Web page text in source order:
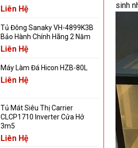
Liên Hệ
Tủ Đông Sanaky VH-4899K3B
Bảo Hành Chính Hãng 2 Năm
Liên Hệ
Máy Làm Đá Hicon HZB-80L
Liên Hệ
Tủ Mát Siêu Thị Carrier
CLCP1710 Inverter Cửa Hở
3m5
Liên Hệ
sinh